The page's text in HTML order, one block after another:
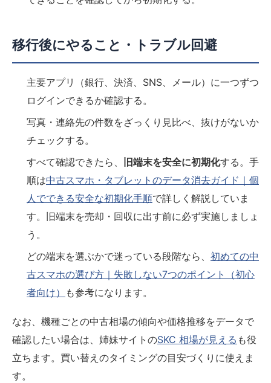
移行後にやること・トラブル回避
主要アプリ（銀行、決済、SNS、メール）に一つずつ
ログインできるか確認する。
写真・連絡先の件数をざっくり見比べ、抜けがないか
チェックする。
すべて確認できたら、
旧端末を安全に初期化する。手
順は中古スマホ・タブレットのデータ消去ガイド｜個
人でできる安全な初期化手順で詳しく解説していま
す。旧端末を売却・回収に出す前に必ず実施しましょ
う。
どの端末を選ぶかで迷っている段階なら、 初めての中
古スマホの選び方｜失敗しない7つのポイント（初心
者向け）
も参考になります。
なお、機種ごとの中古相場の傾向や価格推移をデータで
確認したい場合は、姉妹サイトのSKC 相場が見える も役
立ちます。買い替えのタイミングの目安づくりに使えま
す。